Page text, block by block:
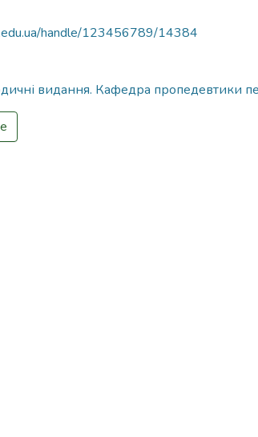
handle/123456789/14384
видання. Кафедра пропедевтики